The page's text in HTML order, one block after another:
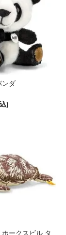
ンダ
)
ークスビル タ